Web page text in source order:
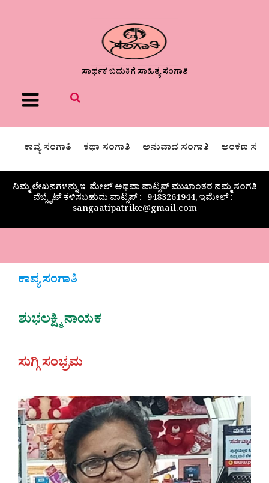
ಸಾರ್ಥಕ ಬದುಕಿಗೆ ಸಾಹಿತ್ಯ ಸಂಗಾತಿ
Menu
ಕಾವ್ಯ ಸಂಗಾತಿ ಕಥಾ ಸಂಗಾತಿ ಅನುವಾದ ಸಂಗಾತಿ ಅಂಕಣ
ನಿಮ್ಮ ಲೇಖನಗಳನ್ನು ಇ-ಮೇಲ್ ಅಥವಾ ವಾಟ್ಸಪ್ ಮುಖಾಂತರ ನಮ್ಮ ಸಂಗತಿ
ವೆಬ್ಸೈಟ್ ಕಳಿಸಬಹುದು ವಾಟ್ಸಪ್‌ :- 9483261944, ಇಮೇಲ್ :-
sangaatipatrike@gmail.com
ಕಾವ್ಯ ಸಂಗಾತಿ
ಶುಭಲಕ್ಷ್ಮಿ ನಾಯಕ
ಸುಗ್ಗಿ ಸಂಭ್ರಮ